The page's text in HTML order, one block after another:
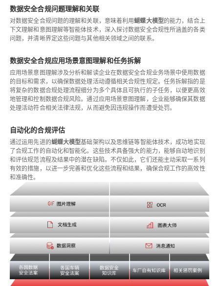
数据安全合规问题理解和关联
对数据安全合规问题的理解和关联，意味着利用蝴蝶大模型的能力，结合上
下文理解和意图理解等智能体技术，深入探讨数据安全合规性所涵盖的各类
问题，并清晰界定这些问题与其他相关领域之间的联系。
数据安全合规应用场景意图理解和任务拆解
应用场景意图理解涉及分析和解读企业在数据安全合规业务场景中使用数据
的目标和需求，以确保数据处理活动遵循相关合规性规定。任务拆解指的是
将复杂的数据合规处理流程细分为多个具体且可执行的子任务，以便更高效
地管理和控制数据合规风险。通过应用场景意图理解，企业能够确保其数据
处理活动符合相关法律法规，从而避免因违规操作而遭受处罚。
自动化的合规评估
通过运用先进的蝴蝶大模型基础架构以及思维链等智能体技术，成功地实现
了合规工作的自动化和智能化。这些技术具备强大的能力，能够自动地识别
和评估规范流程及结果中的潜在缺陷。不仅如此，它们还能主动采取一系列
有效的措施，以进一步完善和优化这些流程和结果，确保合规工作的高效性
和准确性。